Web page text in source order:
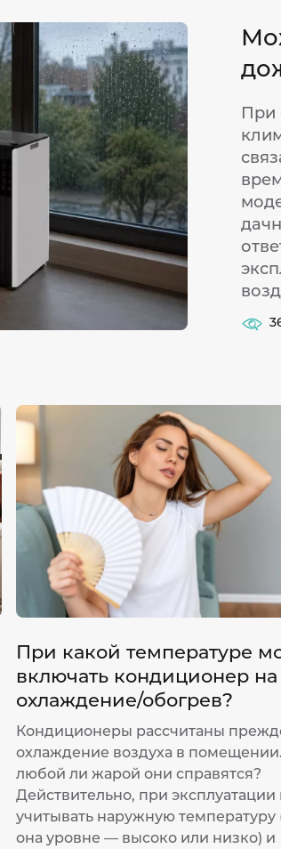
При
При какой температуре
включать кондиционер на
охлаждение/обогрев?
Кондиционеры рассчитаны
охлаждение воздуха в
любой ли жарой они справятся?
Действительно, при
учитывать наружную температуру
она уровне — высоко или низко) и